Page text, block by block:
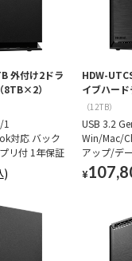
外付け2ドラ
8TB×2）
1
対応 バック
リ付 1年保証
HDW-
イブハー
（12TB）
USB 3.2
Win/Mac/
アップ/デ
¥